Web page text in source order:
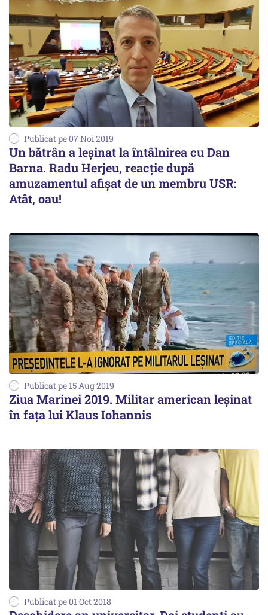
Publicat pe 07 Noi 2019
Un bătrân a leşinat la întâlnirea cu Dan
Barna. Radu Herjeu, reacţie după
amuzamentul afişat de un membru USR:
Atât, oau!
Publicat pe 15 Aug 2019
Ziua Marinei 2019. Militar american leșinat
în fața lui Klaus Iohannis
Publicat pe 01 Oct 2018